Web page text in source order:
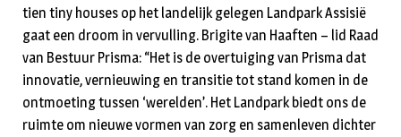
tien tiny houses op het landelijk gelegen Landpark Assisië
gaat een droom in vervulling. Brigite van Haaften – lid Raad
van Bestuur Prisma: “Het is de overtuiging van Prisma dat
innovatie, vernieuwing en transitie tot stand komen in de
ontmoeting tussen ‘werelden’. Het Landpark biedt ons de
ruimte om nieuwe vormen van zorg en samenleven dichter